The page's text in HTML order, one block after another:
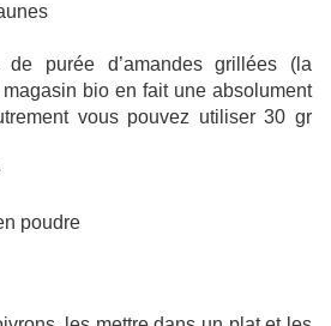
purée d’amandes grillées (la
bio en fait une absolument
vous pouvez utiliser 30 gr
poudre